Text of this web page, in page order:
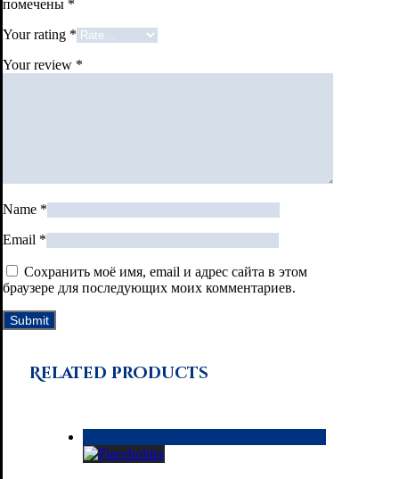
помечены *
Your rating *
Your review *
Name *
Email *
Сохранить моё имя, email и адрес сайта в этом
браузере для последующих моих комментариев.
Related products